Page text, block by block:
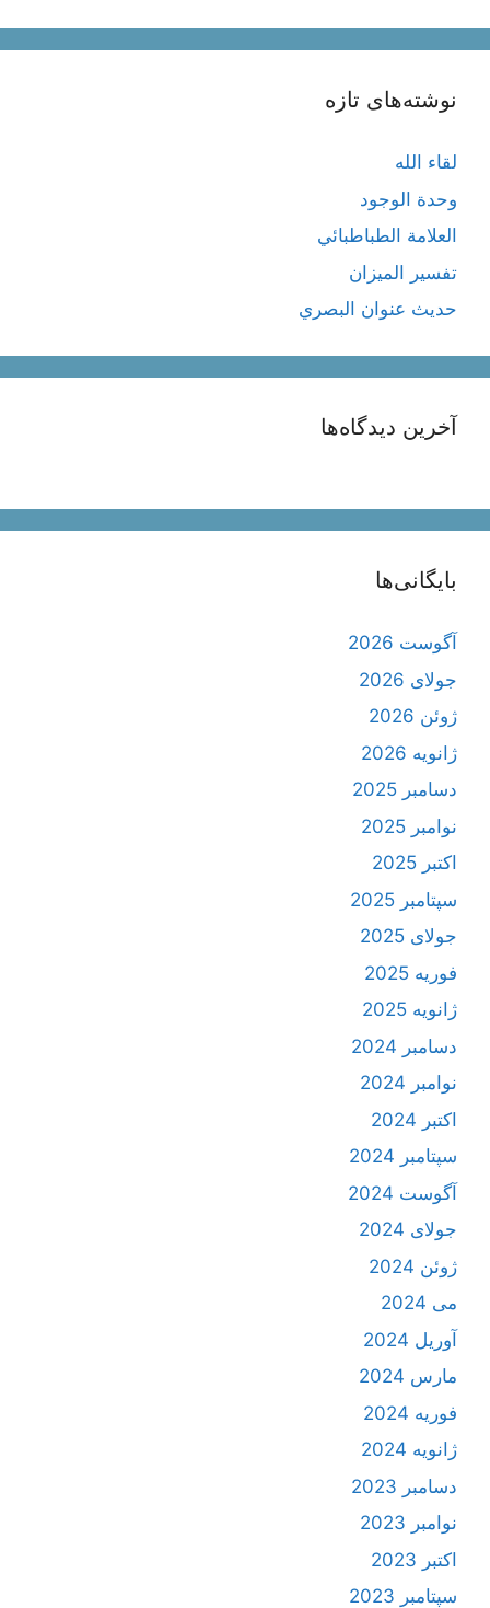
نوشته‌های تازه
لقاء الله
وحدة الوجود
العلامة الطباطبائي
تفسير الميزان
حديث عنوان البصري
آخرین دیدگاه‌ها
بایگانی‌ها
آگوست 2026
جولای 2026
ژوئن 2026
ژانویه 2026
دسامبر 2025
نوامبر 2025
اکتبر 2025
سپتامبر 2025
جولای 2025
فوریه 2025
ژانویه 2025
دسامبر 2024
نوامبر 2024
اکتبر 2024
سپتامبر 2024
آگوست 2024
جولای 2024
ژوئن 2024
می 2024
آوریل 2024
مارس 2024
فوریه 2024
ژانویه 2024
دسامبر 2023
نوامبر 2023
اکتبر 2023
سپتامبر 2023